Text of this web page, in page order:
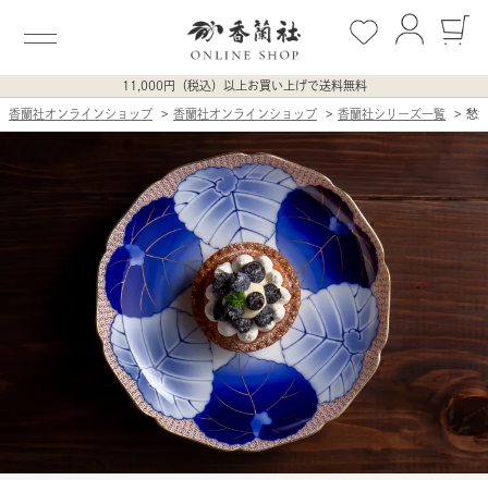
11,000円（税込）以上お買い上げで送料無料
香蘭社オンラインショップ 香蘭社オンラインショップ 香蘭社シリーズ一覧 愁